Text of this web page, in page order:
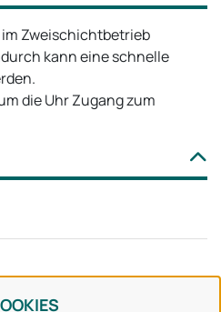
Zweischichtbetrieb
kann eine schnelle
die Uhr Zugang zum